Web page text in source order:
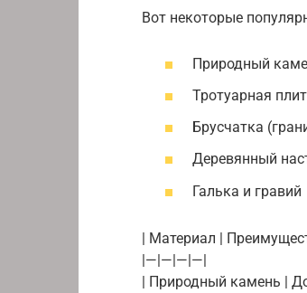
Вот некоторые
Природный
Тротуарная
Брусчатка
Деревянный
Галька и гравий
| Материал |
|—|—|—|—|
| Природный камень |